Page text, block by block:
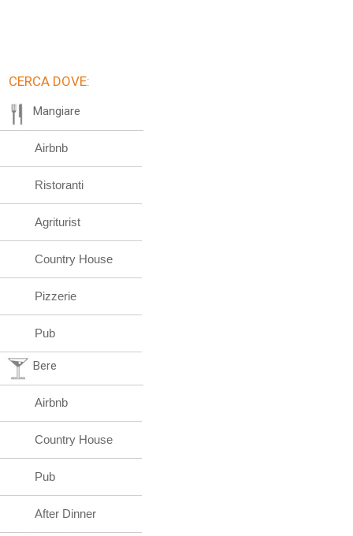
CERCA DOVE:
Mangiare
Airbnb
Ristoranti
Agriturist
Country House
Pizzerie
Pub
Bere
Airbnb
Country House
Pub
After Dinner